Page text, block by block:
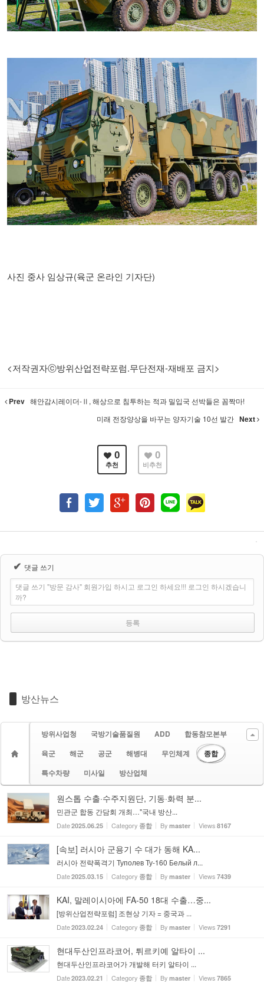
사진 중사 임상규(육군 온라인 기자단)
<저작권자ⓒ방위산업전략포럼.무단전재-재배포 금지>
Prev 해안감시레이더-Ⅱ, 해상으로 침투하는 적과 밀입국 선박들은 꼼짝마!
미래 전장양상을 바꾸는 양자기술 10선 발간 Next
0
추천
0
비추천
✔ 댓글 쓰기
댓글 쓰기 "방문 감사" 회원가입 하시고 로그인 하세요!!! 로그인 하시겠습니
까?
방산뉴스
방위사업청 국방기술품질원 ADD
합동참모본부
육군
해군 공군 해병대 무인체계
종합
특수차량
미사일 방산업체
원스톱 수출·수주지원단, 기동·화력 분...
민관군 합동 간담회 개최…"국내 방산...
Date2025.06.25 Category 종합 By master Views 8167
[속보] 러시아 군용기 수 대가 동해 KA...
러시아 전략폭격기 Туполев Ту-160 Белый л...
Date2025.03.15 Category 종합 By master Views 7439
KAI, 말레이시아에 FA-50 18대 수출…중...
[방위산업전략포럼] 조현상 기자 = 중국과 ...
Date2023.02.24 Category 종합 By master Views 7291
현대두산인프라코어, 튀르키예 알타이 ...
현대두산인프라코어가 개발해 터키 알타이 ...
Date2023.02.21 Category 종합 By master Views 7865